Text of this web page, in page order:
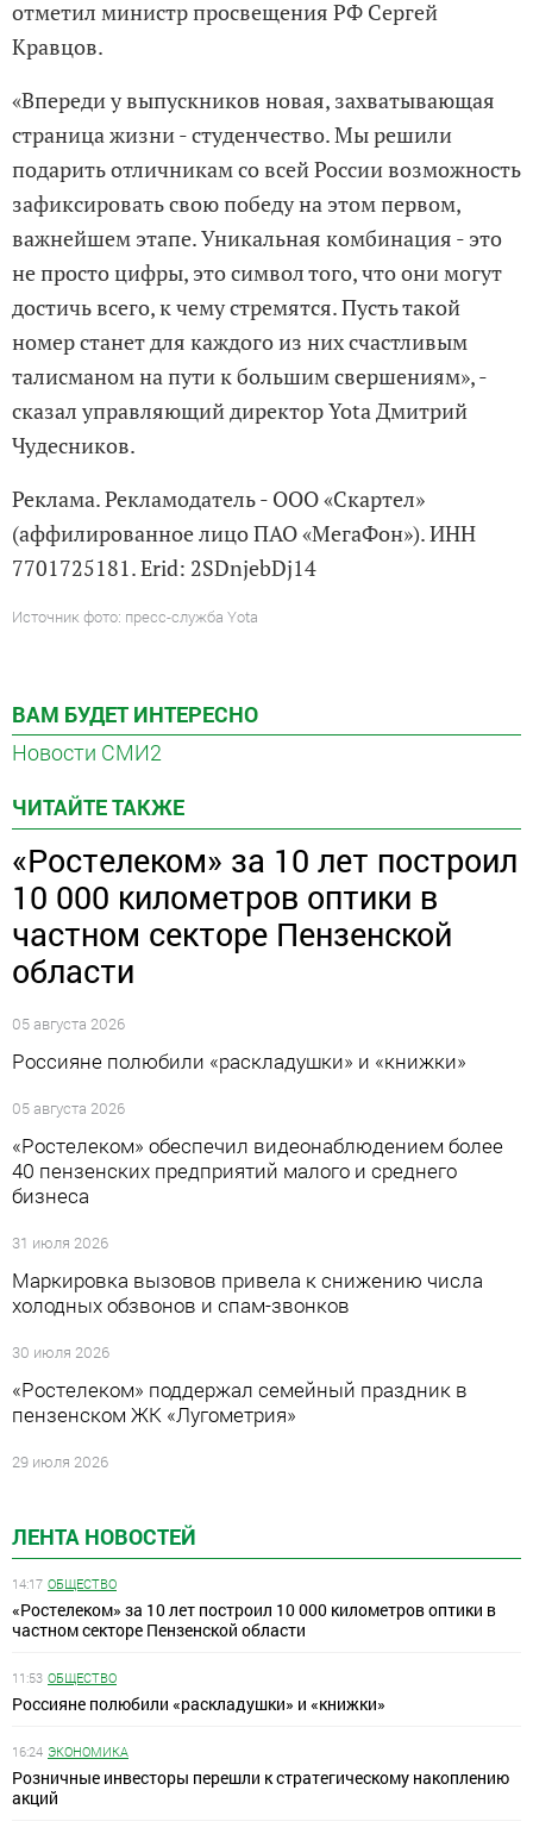
ЛЕНТА НОВОСТЕЙ
14:17 ОБЩЕСТВО
«Ростелеком» за 10 лет построил 10 000 километров оптики в
частном секторе Пензенской области
11:53 ОБЩЕСТВО
Россияне полюбили «раскладушки» и «книжки»
16:24 ЭКОНОМИКА
Розничные инвесторы перешли к стратегическому накоплению
акций
отметил министр просвещения РФ Сергей
Кравцов.
«Впереди у выпускников новая, захватывающая
страница жизни - студенчество. Мы решили
подарить отличникам со всей России возможность
зафиксировать свою победу на этом первом,
важнейшем этапе. Уникальная комбинация - это
не просто цифры, это символ того, что они могут
достичь всего, к чему стремятся. Пусть такой
номер станет для каждого из них счастливым
талисманом на пути к большим свершениям», -
сказал управляющий директор Yota Дмитрий
Чудесников.
Реклама. Рекламодатель - ООО «Скартел»
(аффилированное лицо ПАО «МегаФон»). ИНН
7701725181. Erid: 2SDnjebDj14
Источник фото: пресс-служба Yota
ВАМ БУДЕТ ИНТЕРЕСНО
Новости СМИ2
ЧИТАЙТЕ ТАКЖЕ
«Ростелеком» за 10 лет построил
10 000 километров оптики в
частном секторе Пензенской
области
05 августа 2026
Россияне полюбили «раскладушки» и «книжки»
05 августа 2026
«Ростелеком» обеспечил видеонаблюдением более
40 пензенских предприятий малого и среднего
бизнеса
31 июля 2026
Маркировка вызовов привела к снижению числа
холодных обзвонов и спам-звонков
30 июля 2026
«Ростелеком» поддержал семейный праздник в
пензенском ЖК «Лугометрия»
29 июля 2026